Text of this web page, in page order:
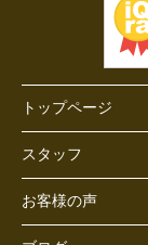
トップページ
スタッフ
お客様の声